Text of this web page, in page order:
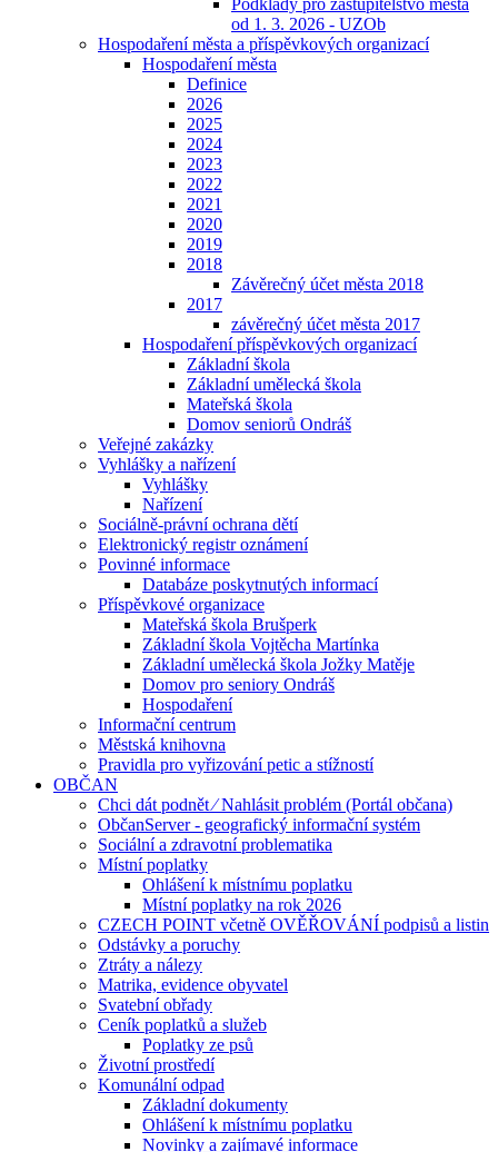
Podklady pro zastupitelstvo města
od 1. 3. 2026 - UZOb
Hospodaření města a příspěvkových organizací
Hospodaření města
Definice
2026
2025
2024
2023
2022
2021
2020
2019
2018
Závěrečný účet města 2018
2017
závěrečný účet města 2017
Hospodaření příspěvkových organizací
Základní škola
Základní umělecká škola
Mateřská škola
Domov seniorů Ondráš
Veřejné zakázky
Vyhlášky a nařízení
Vyhlášky
Nařízení
Sociálně-právní ochrana dětí
Elektronický registr oznámení
Povinné informace
Databáze poskytnutých informací
Příspěvkové organizace
Mateřská škola Brušperk
Základní škola Vojtěcha Martínka
Základní umělecká škola Jožky Matěje
Domov pro seniory Ondráš
Hospodaření
Informační centrum
Městská knihovna
Pravidla pro vyřizování petic a stížností
OBČAN
Chci dát podnět ⁄ Nahlásit problém (Portál občana)
ObčanServer - geografický informační systém
Sociální a zdravotní problematika
Místní poplatky
Ohlášení k místnímu poplatku
Místní poplatky na rok 2026
CZECH POINT včetně OVĚŘOVÁNÍ podpisů a listin
Odstávky a poruchy
Ztráty a nálezy
Matrika, evidence obyvatel
Svatební obřady
Ceník poplatků a služeb
Poplatky ze psů
Životní prostředí
Komunální odpad
Základní dokumenty
Ohlášení k místnímu poplatku
Novinky a zajímavé informace